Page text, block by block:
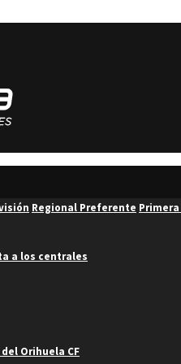
Regional Preferente
a los centrales
Orihuela CF